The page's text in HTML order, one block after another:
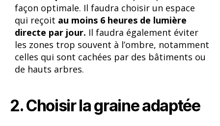
façon optimale. Il faudra choisir un espace
qui reçoit au moins 6 heures de lumière
directe par jour. Il faudra également éviter
les zones trop souvent à l’ombre, notamment
celles qui sont cachées par des bâtiments ou
de hauts arbres.
2. Choisir la graine adaptée